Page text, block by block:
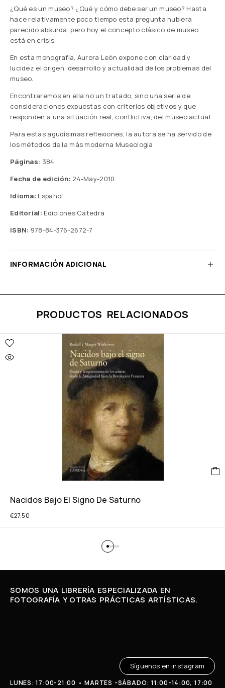
¿Qué es un museo? ¿Qué y cómo debe ser un museo? Hasta
hace relativamente poco tiempo esta pregunta hubiera
parecido absurda, pero hoy el concepto clásico de museo
está en crisis.
En esta monografía, Aurora León expone con claridad y
lucidez el origen, desarrollo y actualidad de los problemas del
museo.
Encontraremos en ella no un tratado, sino una serie de
consideraciones expuestas con criterios objetivos y que
responden a una situación real, conflictiva, del museo actual.
Para estas agudísimas reflexiones, la autora se ha servido de
los métodos de la más moderna Museología.
Páginas: 384
Fecha de edición: 24-May-2010
Idioma: Español
Editorial: Ediciones Cátedra
ISBN: 978-84-376-2672-7
INFORMACIÓN ADICIONAL
PRODUCTOS RELACIONADOS
Nacidos Bajo El Signo De Saturno
€27,50
SOMOS UNA LIBRERÍA ESPECIALIZADA EN
FOTOGRAFÍA Y OTRAS PRÁCTICAS ARTÍSTICAS.
LUNES: 17:00-21:00 • MARTES -SÁBADO: 11:00-14:00, 17:00
Síguenos en instagram